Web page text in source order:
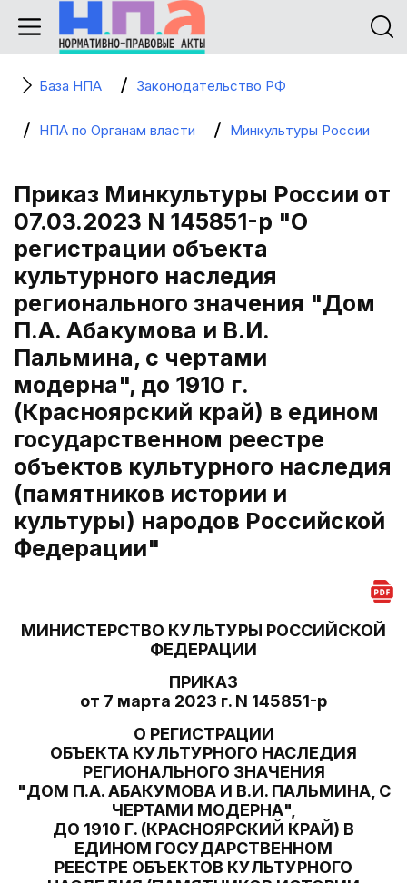
База НПА Законодательство РФ
НПА по Органам власти Минкультуры России
Приказ Минкультуры России от
07.03.2023 N 145851-р "О
регистрации объекта
культурного наследия
регионального значения "Дом
П.А. Абакумова и В.И.
Пальмина, с чертами
модерна", до 1910 г.
(Красноярский край) в едином
государственном реестре
объектов культурного наследия
(памятников истории и
культуры) народов Российской
Федерации"
МИНИСТЕРСТВО КУЛЬТУРЫ РОССИЙСКОЙ
ФЕДЕРАЦИИ
ПРИКАЗ
от 7 марта 2023 г. N 145851-р
О РЕГИСТРАЦИИ
ОБЪЕКТА КУЛЬТУРНОГО НАСЛЕДИЯ
РЕГИОНАЛЬНОГО ЗНАЧЕНИЯ
"ДОМ П.А. АБАКУМОВА И В.И. ПАЛЬМИНА, С
ЧЕРТАМИ МОДЕРНА",
ДО 1910 Г. (КРАСНОЯРСКИЙ КРАЙ) В
ЕДИНОМ ГОСУДАРСТВЕННОМ
РЕЕСТРЕ ОБЪЕКТОВ КУЛЬТУРНОГО